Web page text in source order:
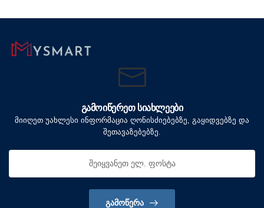
ᲒᲐᲛᲝᲘᲬᲔᲠᲔᲗ ᲡᲘᲐᲮᲚᲔᲔᲑᲘ
მიიღეთ უახლესი ინფორმაცია ღონისძიებებზე, გაყიდვებზე და
შეთავაზებებზე.
ᲒᲐᲛᲝᲬᲔᲠᲐ